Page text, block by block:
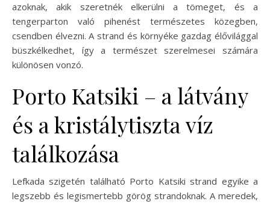
azoknak, akik szeretnék elkerülni a tömeget, és a
tengerparton való pihenést természetes közegben,
csendben élvezni. A strand és környéke gazdag élővilággal
büszkélkedhet, így a természet szerelmesei számára
különösen vonzó.
Porto Katsiki – a látvány
és a kristálytiszta víz
találkozása
Lefkada szigetén található Porto Katsiki strand egyike a
legszebb és legismertebb görög strandoknak. A meredek,